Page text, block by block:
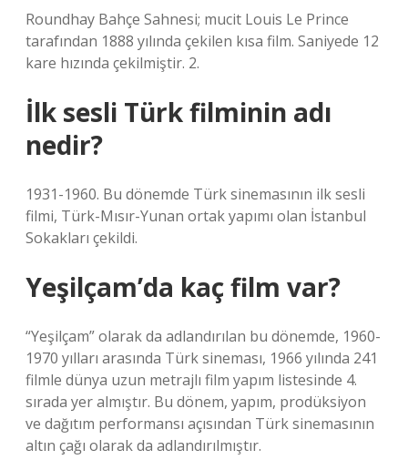
Roundhay Bahçe Sahnesi; mucit Louis Le Prince
tarafından 1888 yılında çekilen kısa film. Saniyede 12
kare hızında çekilmiştir. 2.
İlk sesli Türk filminin adı
nedir?
1931-1960. Bu dönemde Türk sinemasının ilk sesli
filmi, Türk-Mısır-Yunan ortak yapımı olan İstanbul
Sokakları çekildi.
Yeşilçam’da kaç film var?
“Yeşilçam” olarak da adlandırılan bu dönemde, 1960-
1970 yılları arasında Türk sineması, 1966 yılında 241
filmle dünya uzun metrajlı film yapım listesinde 4.
sırada yer almıştır. Bu dönem, yapım, prodüksiyon
ve dağıtım performansı açısından Türk sinemasının
altın çağı olarak da adlandırılmıştır.